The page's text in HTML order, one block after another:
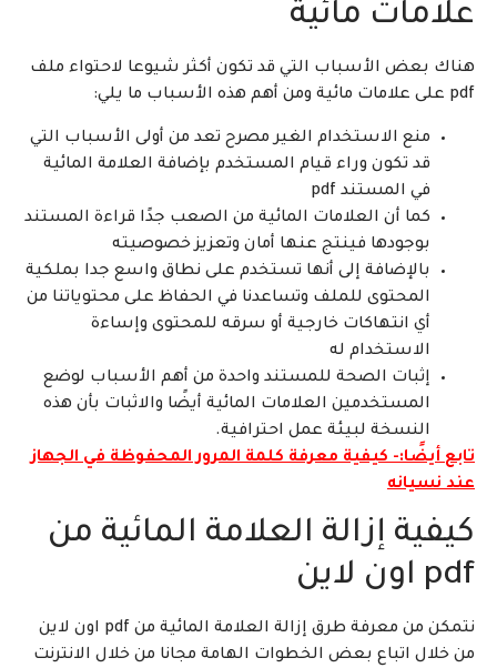
علامات مائية
هناك بعض الأسباب التي قد تكون أكثر شيوعا لاحتواء ملف
pdf على علامات مائية ومن أهم هذه الأسباب ما يلي:
منع الاستخدام الغير مصرح تعد من أولى الأسباب التي
قد تكون وراء قيام المستخدم بإضافة العلامة المائية
في المستند pdf
كما أن العلامات المائية من الصعب جدًا قراءة المستند
بوجودها فينتج عنها أمان وتعزيز خصوصيته
بالإضافة إلى أنها تستخدم على نطاق واسع جدا بملكية
المحتوى للملف وتساعدنا في الحفاظ على محتوياتنا من
أي انتهاكات خارجية أو سرقه للمحتوى وإساءة
الاستخدام له
إثبات الصحة للمستند واحدة من أهم الأسباب لوضع
المستخدمين العلامات المائية أيضًا والاثبات بأن هذه
النسخة لبيئة عمل احترافية.
تابع أيضًا:-كيفية معرفة كلمة المرور المحفوظة في الجهاز
عند نسيانه
كيفية إزالة العلامة المائية من
pdf اون لاين
نتمكن من معرفة طرق إزالة العلامة المائية من pdf اون لاين
من خلال اتباع بعض الخطوات الهامة مجانا من خلال الانترنت